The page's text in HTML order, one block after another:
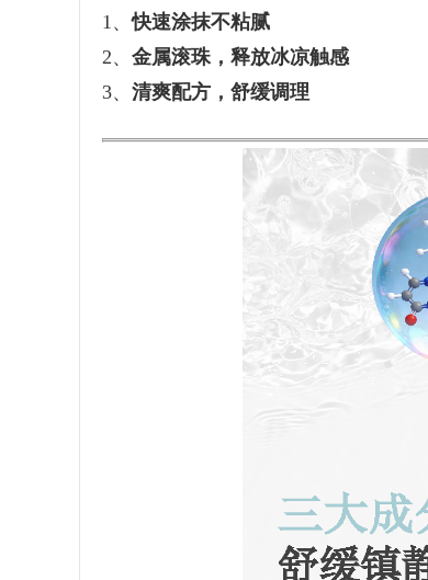
1、快速涂抹不粘腻
2、金属滚珠，释放冰凉触感
3、清爽配方，舒缓调理